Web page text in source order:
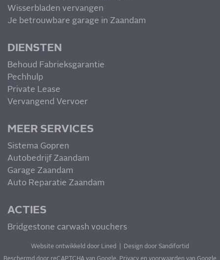
Wisserbladen vervangen
Je betrouwbare garage in Zaandam
DIENSTEN
Behoud Fabrieksgarantie
Pechhulp
Private Lease
Vervangend Vervoer
MEER SERVICES
Sistema Gopren
Autobedrijf Zaandam
Garage Zaandam
Auto Reparatie Zaandam
ACTIES
Bridgestone carwash vouchers
Website ontwikkeld door Lined Design door Sandifortid